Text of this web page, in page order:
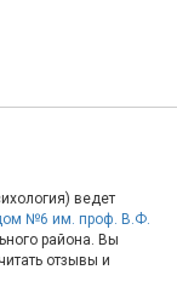
ведет
№6 им. проф. В.Ф.
района. Вы
отзывы и